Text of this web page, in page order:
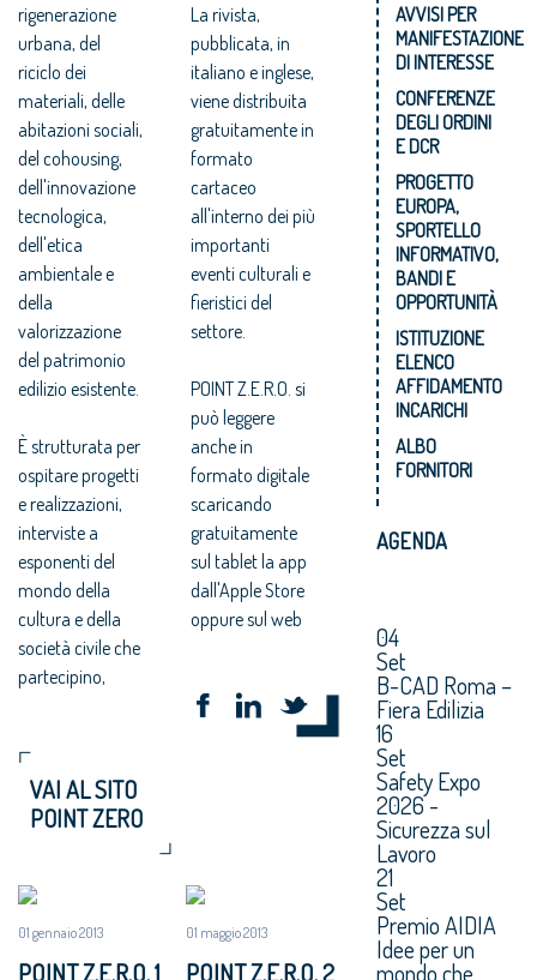
rigenerazione
urbana, del
riciclo dei
materiali, delle
abitazioni sociali,
del cohousing,
dell'innovazione
tecnologica,
dell'etica
ambientale e
della
valorizzazione
del patrimonio
edilizio esistente.
È strutturata per
ospitare progetti
e realizzazioni,
interviste a
esponenti del
mondo della
cultura e della
società civile che
partecipino,
La rivista,
pubblicata, in
italiano e inglese,
viene distribuita
gratuitamente in
formato
cartaceo
all'interno dei più
importanti
eventi culturali e
fieristici del
settore.
POINT Z.E.R.O. si
può leggere
anche in
formato digitale
scaricando
gratuitamente
sul tablet la app
dall'Apple Store
oppure sul web
VAI AL SITO
POINT ZERO
01 gennaio 2013
POINT Z.E.R.O. 1
01 maggio 2013
POINT Z.E.R.O. 2
AVVISI PER
MANIFESTAZIONE
DI INTERESSE
CONFERENZE
DEGLI ORDINI
E DCR
PROGETTO
EUROPA,
SPORTELLO
INFORMATIVO,
BANDI E
OPPORTUNITÀ
ISTITUZIONE
ELENCO
AFFIDAMENTO
INCARICHI
ALBO
FORNITORI
AGENDA
04
Set
B-CAD Roma –
Fiera Edilizia
16
Set
Safety Expo
2026 -
Sicurezza sul
Lavoro
21
Set
Premio AIDIA
Idee per un
mondo che